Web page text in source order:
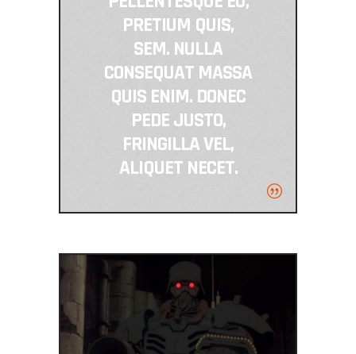
PRETIUM QUIS,
SEM. NULLA
CONSEQUAT MASSA
QUIS ENIM. DONEC
PEDE JUSTO,
FRINGILLA VEL,
ALIQUET NECET.